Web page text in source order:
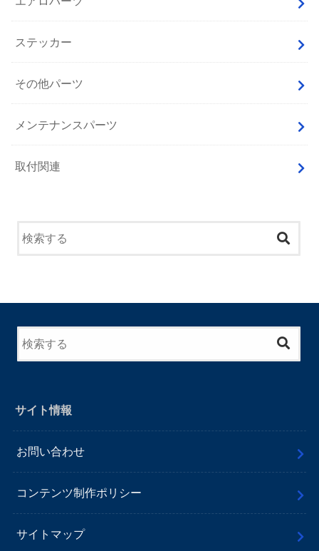
ステッカー
その他パーツ
メンテナンスパーツ
取付関連
サイト情報
お問い合わせ
コンテンツ制作ポリシー
サイトマップ